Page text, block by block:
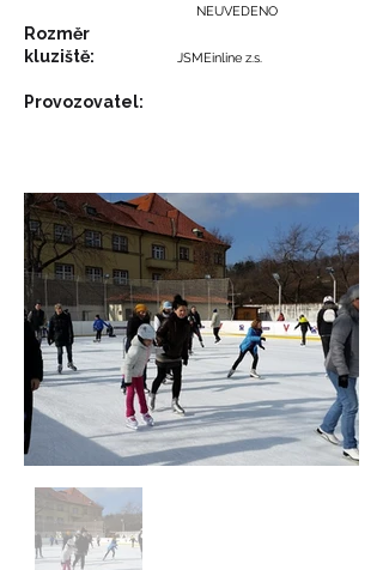
Rozměr
kluziště:
Provozovatel:
NEUVEDENO
JSMEinline z.s.